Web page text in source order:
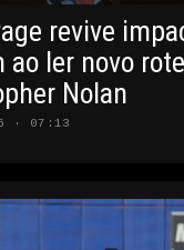
revive
ao ler novo
Nolan
· 07:13